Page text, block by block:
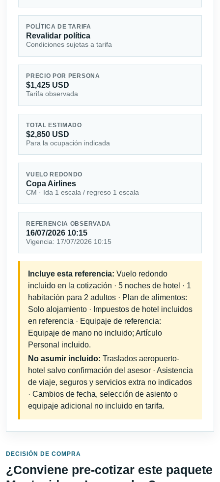
POLÍTICA DE TARIFA
Revalidar política
Condiciones sujetas a tarifa
PRECIO POR PERSONA
$1,425 USD
Tarifa observada
TOTAL ESTIMADO
$2,850 USD
Para la ocupación indicada
VUELO REDONDO
Copa Airlines
CM · Ida 1 escala / regreso 1 escala
REFERENCIA OBSERVADA
16/07/2026 10:15
Vigencia: 17/07/2026 10:15
Incluye esta referencia: Vuelo redondo
incluido en la cotización · 5 noches de hotel · 1
habitación para 2 adultos · Plan de alimentos:
Solo alojamiento · Impuestos de hotel incluidos
en referencia · Equipaje de referencia:
Equipaje de mano no incluido; Artículo
Personal incluido.
No asumir incluido: Traslados aeropuerto-
hotel salvo confirmación del asesor · Asistencia
de viaje, seguros y servicios extra no indicados
· Cambios de fecha, selección de asiento o
equipaje adicional no incluido en tarifa.
DECISIÓN DE COMPRA
¿Conviene pre-cotizar este paquete